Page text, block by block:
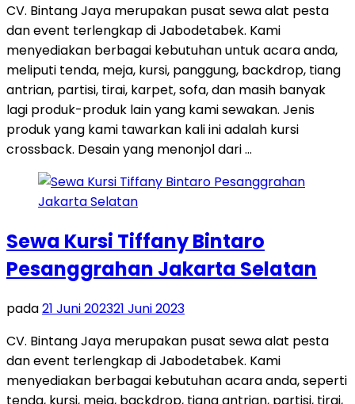
CV. Bintang Jaya merupakan pusat sewa alat pesta
dan event terlengkap di Jabodetabek. Kami
menyediakan berbagai kebutuhan untuk acara anda,
meliputi tenda, meja, kursi, panggung, backdrop, tiang
antrian, partisi, tirai, karpet, sofa, dan masih banyak
lagi produk-produk lain yang kami sewakan. Jenis
produk yang kami tawarkan kali ini adalah kursi
crossback. Desain yang menonjol dari …
Sewa Kursi Tiffany Bintaro
Pesanggrahan Jakarta Selatan
pada21 Juni 202321 Juni 2023
CV. Bintang Jaya merupakan pusat sewa alat pesta
dan event terlengkap di Jabodetabek. Kami
menyediakan berbagai kebutuhan acara anda, seperti
tenda, kursi, meja, backdrop, tiang antrian, partisi, tirai,